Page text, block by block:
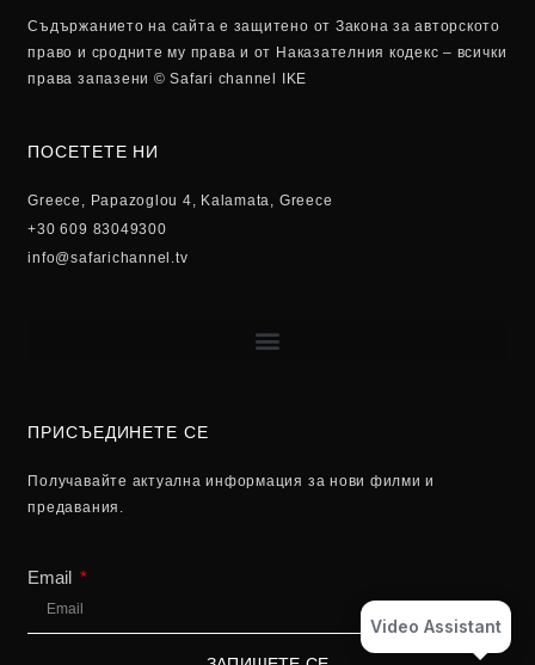
Съдържанието на сайта е защитено от Закона за авторското
право и сродните му права и от Наказателния кодекс – всички
права запазени © Safari channel IKE
ПОСЕТЕТЕ НИ
Greece, Papazoglou 4, Kalamata, Greece
+30 609 83049300
info@safarichannel.tv
ПРИСЪЕДИНЕТЕ СЕ
Получавайте актуална информация за нови филми и
предавания.
Email
Video Assistant